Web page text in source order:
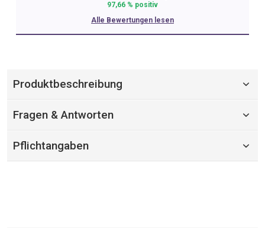
97,66 % positiv
Alle Bewertungen lesen
Produktbeschreibung
Fragen & Antworten
Pflichtangaben